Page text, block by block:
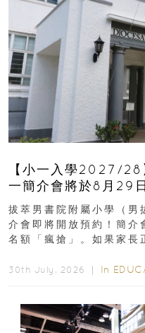
【小一入學2027/28
一簡介會將於8月29
｜更設有網上重溫
拔萃男書院附屬小學（男
介會即將開放預約！簡介
名額「瘋搶」。如果家
30th July, 2026 ｜ In